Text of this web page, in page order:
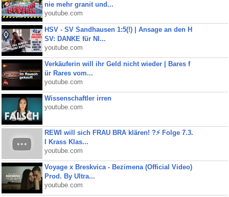
nie mehr granit und...
youtube.com
HSV - SV Sandhausen 1:5(!) | Ansage an den H
SV: DANKE für NI...
youtube.com
Verkäuferin will ihr Geld nicht wieder | Bares f
ür Rares vom...
youtube.com
Wissenschaftler irren
youtube.com
REWI will sich FRAU BRA klären! ?⚡️ Folge 7.3.
I Krass Klas...
youtube.com
Voyage x Breskvica - Bezimena (Official Video)
Prod. By Ultra...
youtube.com